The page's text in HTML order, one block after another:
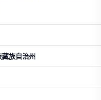
族自治州